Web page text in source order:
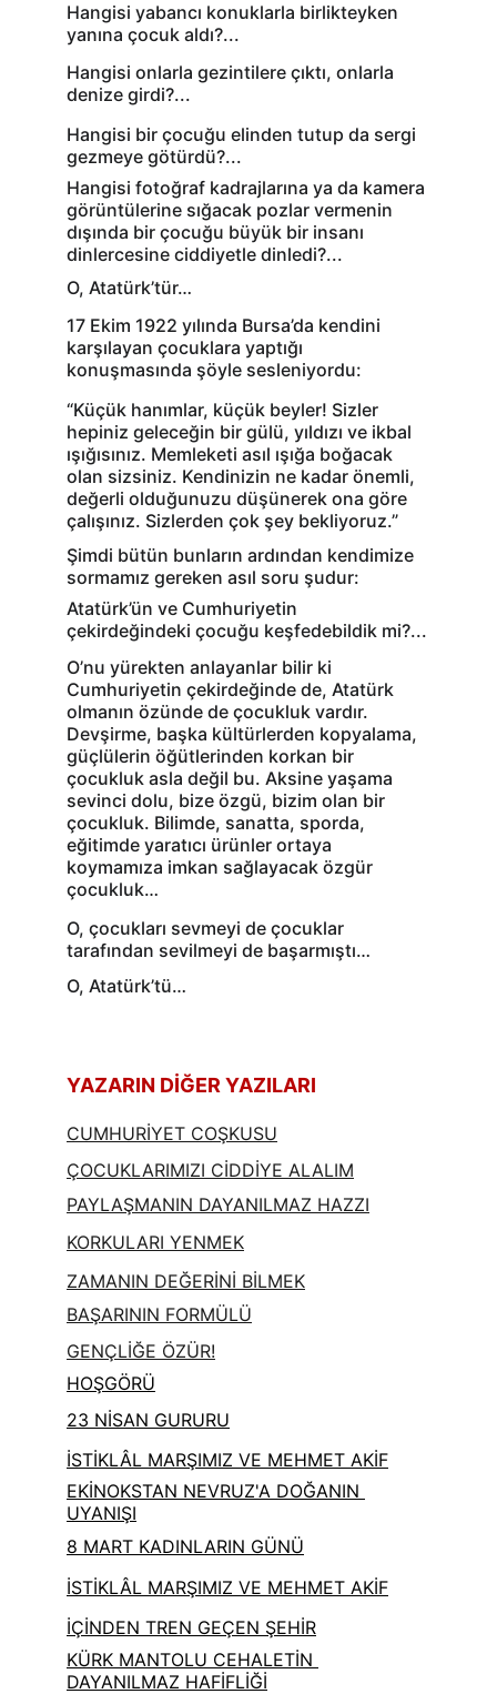
Hangisi yabancı konuklarla birlikteyken
yanına çocuk aldı?...
Hangisi onlarla gezintilere çıktı, onlarla
denize girdi?...
Hangisi bir çocuğu elinden tutup da sergi
gezmeye götürdü?...
Hangisi fotoğraf kadrajlarına ya da kamera
görüntülerine sığacak pozlar vermenin
dışında bir çocuğu büyük bir insanı
dinlercesine ciddiyetle dinledi?...
O, Atatürk’tür…
17 Ekim 1922 yılında Bursa’da kendini
karşılayan çocuklara yaptığı
konuşmasında şöyle sesleniyordu:
“Küçük hanımlar, küçük beyler! Sizler
hepiniz geleceğin bir gülü, yıldızı ve ikbal
ışığısınız. Memleketi asıl ışığa boğacak
olan sizsiniz. Kendinizin ne kadar önemli,
değerli olduğunuzu düşünerek ona göre
çalışınız. Sizlerden çok şey bekliyoruz.”
Şimdi bütün bunların ardından kendimize
sormamız gereken asıl soru şudur:
Atatürk’ün ve Cumhuriyetin
çekirdeğindeki çocuğu keşfedebildik mi?...
O’nu yürekten anlayanlar bilir ki
Cumhuriyetin çekirdeğinde de, Atatürk
olmanın özünde de çocukluk vardır.
Devşirme, başka kültürlerden kopyalama,
güçlülerin öğütlerinden korkan bir
çocukluk asla değil bu. Aksine yaşama
sevinci dolu, bize özgü, bizim olan bir
çocukluk. Bilimde, sanatta, sporda,
eğitimde yaratıcı ürünler ortaya
koymamıza imkan sağlayacak özgür
çocukluk…
O, çocukları sevmeyi de çocuklar
tarafından sevilmeyi de başarmıştı…
O, Atatürk’tü…
KÜRK MANTOLU CEHALETİN
DAYANILMAZ HAFİFLİĞİ
İÇİNDEN TREN GEÇEN ŞEHİR
8 MART KADINLARIN GÜNÜ
İSTİKLÂL MARŞIMIZ VE MEHMET AKİF
EKİNOKSTAN NEVRUZ'A DOĞANIN
UYANIŞI
İSTİKLÂL MARŞIMIZ VE MEHMET AKİF
23 NİSAN GURURU
HOŞGÖRÜ
YAZARIN DİĞER YAZILARI
GENÇLİĞE ÖZÜR!
BAŞARININ FORMÜLÜ
ZAMANIN DEĞERİNİ BİLMEK
KORKULARI YENMEK
ÇOCUKLARIMIZI CİDDİYE ALALIM
PAYLAŞMANIN DAYANILMAZ HAZZI
CUMHURİYET COŞKUSU